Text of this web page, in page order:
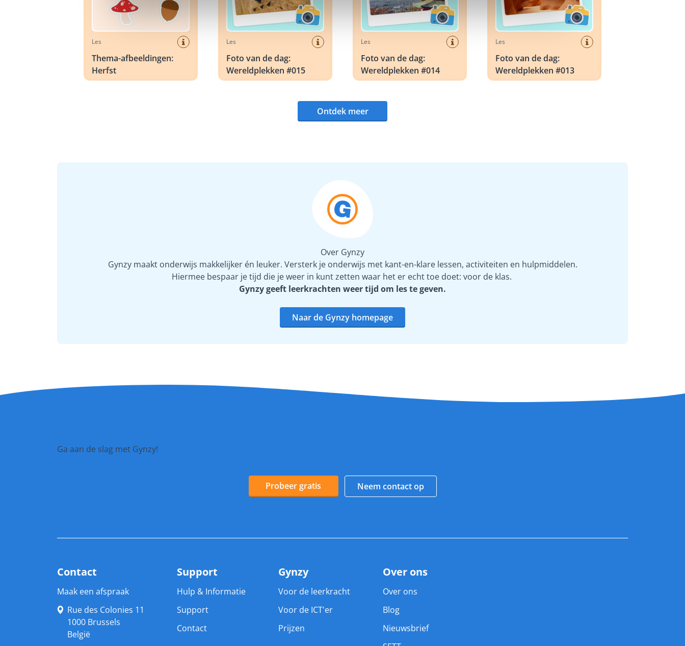
Les
Thema-afbeeldingen:
Herfst
Les
Foto van de dag:
Wereldplekken #015
Les
Foto van de dag:
Wereldplekken #014
Les
Foto van de dag:
Wereldplekken #013
Ontdek meer
Over Gynzy
Gynzy maakt onderwijs makkelijker én leuker. Versterk je onderwijs met kant-en-klare lessen, activiteiten en hulpmiddelen.
Hiermee bespaar je tijd die je weer in kunt zetten waar het er echt toe doet: voor de klas.
Gynzy geeft leerkrachten weer tijd om les te geven.
Naar de Gynzy homepage
Ga aan de slag met Gynzy!
Probeer gratis Neem contact op
Contact
Maak een afspraak
Rue des Colonies 11
1000 Brussels
België
Support
Hulp & Informatie
Support
Contact
Gynzy
Voor de leerkracht
Voor de ICT'er
Prijzen
Over ons
Over ons
Blog
Nieuwsbrief